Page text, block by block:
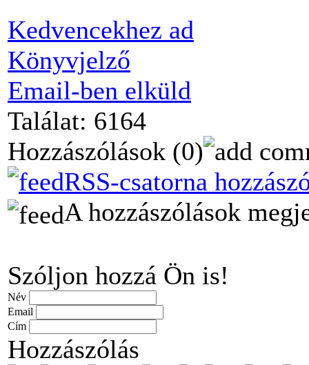
Kedvencekhez ad
Könyvjelző
Email-ben elküld
Találat: 6164
Hozzászólások (0)
RSS-csatorna
A hozzászólások
Szóljon hozzá Ön is!
Név
Email
Cím
Hozzászólás